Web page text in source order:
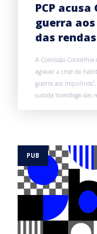
PCP
guerra
das
A Comissão Concelhia
agravar a crise da
guerra aos
subida homóloga das